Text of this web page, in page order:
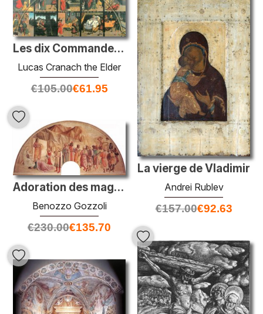
La vierge de Vladimir
Andrei Rublev
€157.00€92.63
Les dix Commandements
Lucas Cranach the Elder
€105.00€61.95
Adoration des mages
Benozzo Gozzoli
€230.00€135.70